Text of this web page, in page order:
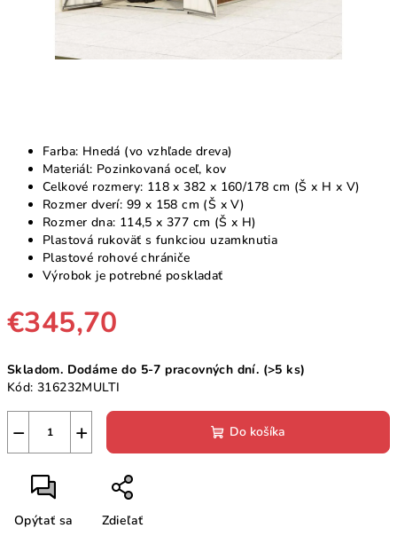
Farba: Hnedá (vo vzhľade dreva)
Materiál: Pozinkovaná oceľ, kov
Celkové rozmery: 118 x 382 x 160/178 cm (Š x H x V)
Rozmer dverí: 99 x 158 cm (Š x V)
Rozmer dna: 114,5 x 377 cm (Š x H)
Plastová rukoväť s funkciou uzamknutia
Plastové rohové chrániče
Výrobok je potrebné poskladať
€345,70
cena:
Skladom. Dodáme do 5-7 pracovných dní. (>5 ks)
Kód: 316232MULTI
+
− Do košíka
Opýtať sa Zdieľať